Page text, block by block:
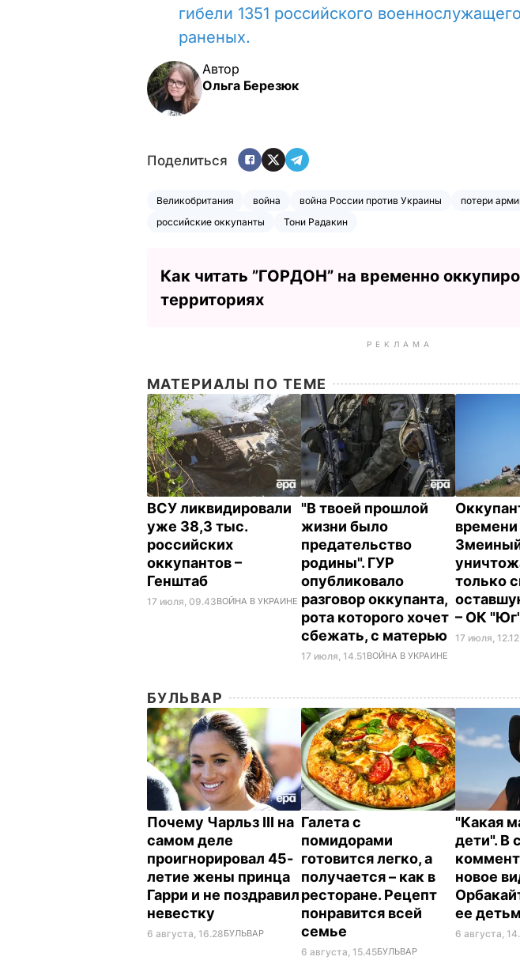
гибели 1351 российского
раненых.
Автор
Ольга Березюк
Поделиться
Великобритания война война России против Украины
потери
российские оккупанты
Тони Радакин
Как читать ”ГОРДОН” на временно
территориях
РЕКЛАМА
МАТЕРИАЛЫ ПО ТЕМЕ
ВСУ ликвидировали
уже 38,3 тыс.
российских
оккупантов –
Генштаб
17 июля, 09.43ВОЙНА В УКРАИНЕ
"В твоей прошлой
жизни было
предательство
родины". ГУР
опубликовало
разговор оккупанта,
рота которого хочет
сбежать, с матерью
17 июля, 14.51 ВОЙНА В УКРАИНЕ
только
– ОК
17 июля, 12.12
БУЛЬВАР
Почему Чарльз III на
самом деле
проигнорировал 45-
летие жены принца
Гарри и не поздравил
невестку
6 августа, 16.28БУЛЬВАР
Галета с
помидорами
готовится легко, а
получается – как в
ресторане. Рецепт
понравится всей
семье
6 августа, 15.45БУЛЬВАР
"Какая
дети". В
новое
ее
6 августа,